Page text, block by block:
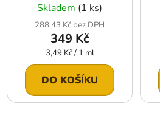
Skladem (1 ks)
288,43 Kč bez DPH
349 Kč
Měrná
cena:
3,49 Kč / 1 ml
DO KOŠÍKU